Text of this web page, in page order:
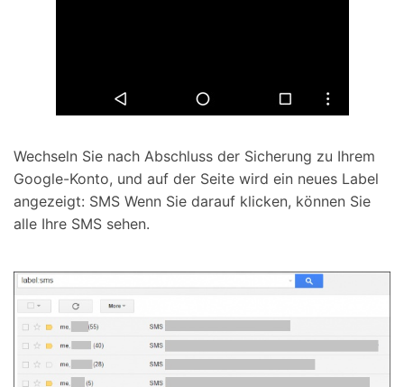
Wechseln Sie nach Abschluss der Sicherung zu Ihrem
Google-Konto, und auf der Seite wird ein neues Label
angezeigt: SMS Wenn Sie darauf klicken, können Sie
alle Ihre SMS sehen.